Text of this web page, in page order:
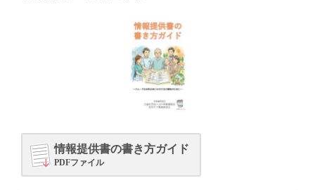
情報提供書の書き方ガイド
PDFファイル